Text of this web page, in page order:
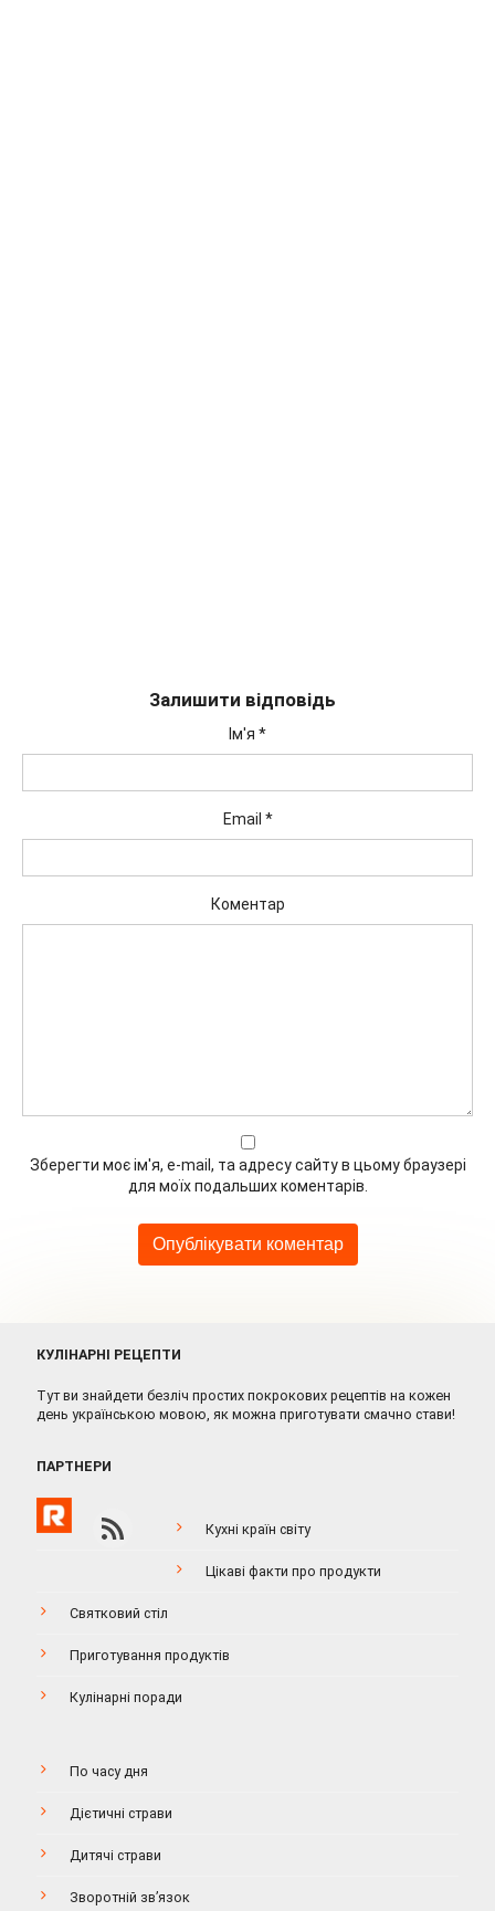
Залишити відповідь
Ім'я *
Email *
Коментар
Зберегти моє ім'я, e-mail, та адресу сайту в цьому браузері
для моїх подальших коментарів.
КУЛІНАРНІ РЕЦЕПТИ
Тут ви знайдети безліч простих покрокових рецептів на кожен
день українською мовою, як можна приготувати смачно стави!
ПАРТНЕРИ
Кухні країн світу
Цікаві факти про продукти
Святковий стіл
Приготування продуктів
Кулінарні поради
По часу дня
Дієтичні страви
Дитячі страви
Зворотній зв’язок